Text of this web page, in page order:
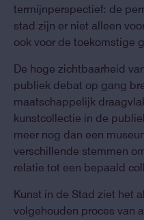
termijnperspectief: de
stad zijn er niet alleen
ook voor de toekomstige
De hoge zichtbaarheid
publiek debat op gang
maatschappelijk
kunstcollectie in de
meer nog dan een
verschillende stemmen
relatie tot een bepaald
Kunst in de Stad ziet het
volgehouden proces van